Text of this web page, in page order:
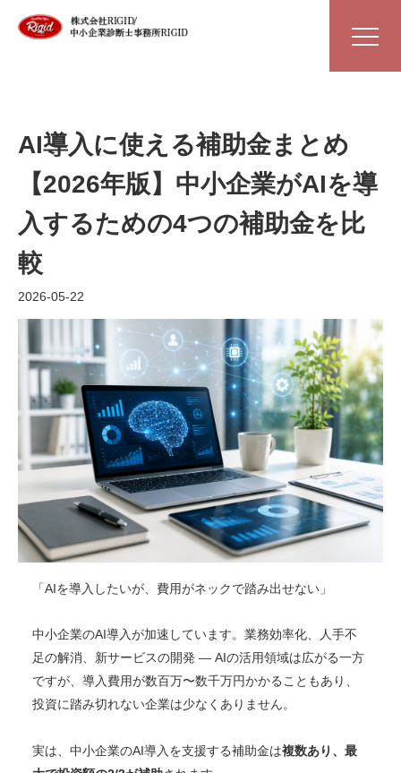
AI導入に使える補助金まとめ
【2026年版】中小企業がAIを導
入するための4つの補助金を比
較
2026-05-22
「AIを導入したいが、費用がネックで踏み出せない」
中小企業のAI導入が加速しています。業務効率化、人手不
足の解消、新サービスの開発 — AIの活用領域は広がる一方
ですが、導入費用が数百万〜数千万円かかることもあり、
投資に踏み切れない企業は少なくありません。
実は、中小企業のAI導入を支援する補助金は複数あり、最